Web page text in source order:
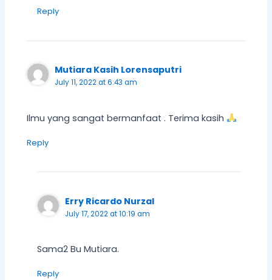
Reply
Mutiara Kasih Lorensaputri
July 11, 2022 at 6:43 am
Ilmu yang sangat bermanfaat . Terima kasih
Reply
Erry Ricardo Nurzal
July 17, 2022 at 10:19 am
Sama2 Bu Mutiara.
Reply